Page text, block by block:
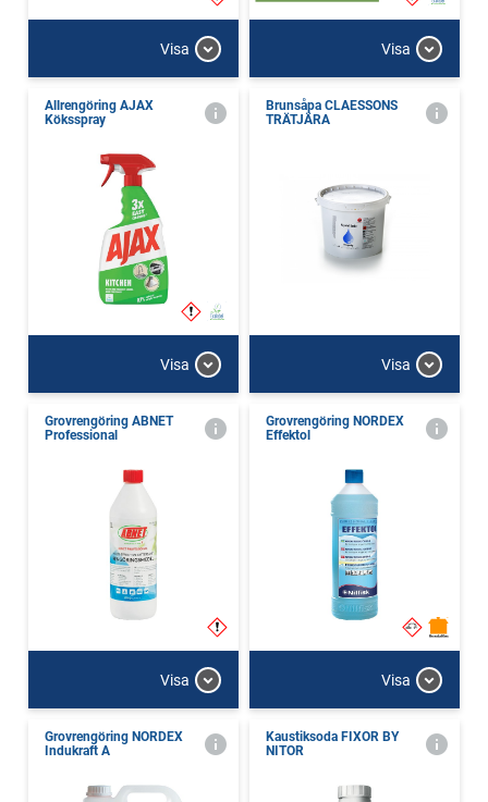
Visa Visa
Allrengöring AJAX
Köksspray
Visa
Brunsåpa CLAESSONS
TRÄTJÄRA
Visa
Grovrengöring ABNET
Professional
Visa
Grovrengöring NORDEX
Effektol
Visa
Grovrengöring NORDEX
Indukraft A
Kaustiksoda FIXOR BY
NITOR